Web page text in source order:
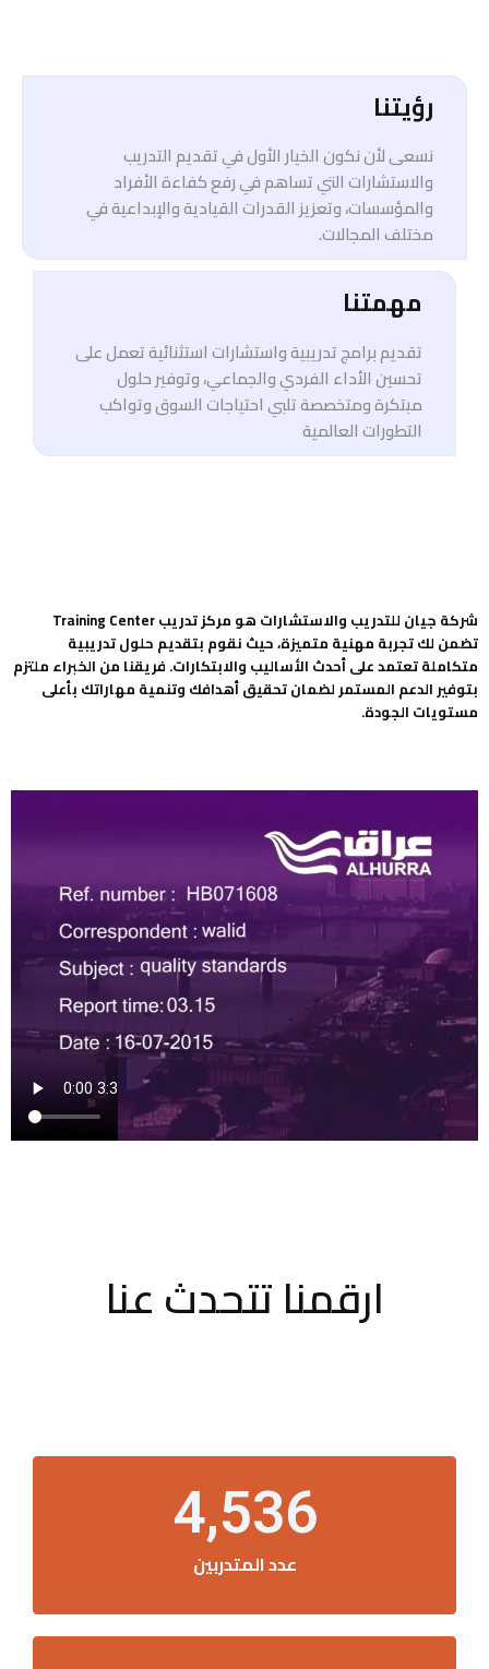
رؤيتنا
نسعى لأن نكون الخيار الأول في تقديم التدريب
والاستشارات التي تساهم في رفع كفاءة الأفراد
والمؤسسات، وتعزيز القدرات القيادية والإبداعية في
مختلف المجالات.
مهمتنا
تقديم برامج تدريبية واستشارات استثنائية تعمل على
تحسين الأداء الفردي والجماعي، وتوفير حلول
مبتكرة ومتخصصة تلبي احتياجات السوق وتواكب
التطورات العالمية
شركة جيان للتدريب والاستشارات هو مركز تدريب Training Center
تضمن لك تجربة مهنية متميزة، حيث نقوم بتقديم حلول تدريبية
متكاملة تعتمد على أحدث الأساليب والابتكارات. فريقنا من الخبراء ملتزم
بتوفير الدعم المستمر لضمان تحقيق أهدافك وتنمية مهاراتك بأعلى
مستويات الجودة.
ارقمنا تتحدث عنا
عدد المتدربين
4,536